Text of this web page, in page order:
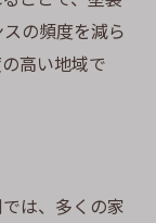
の頻度を減ら
高い地域で
は、多くの家